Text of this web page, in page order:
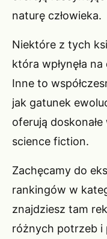
naturę człowieka.
Niektóre z tych
która wpłynęła
Inne to
jak gatunek
oferują
science fiction.
Zachęcamy do
rankingów w
znajdziesz tam
różnych potrzeb i